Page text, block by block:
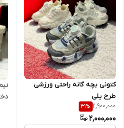
کتونی بچه گانه راحتی ورزشی
طرح یلی
2,900,000
31%
2,000,000